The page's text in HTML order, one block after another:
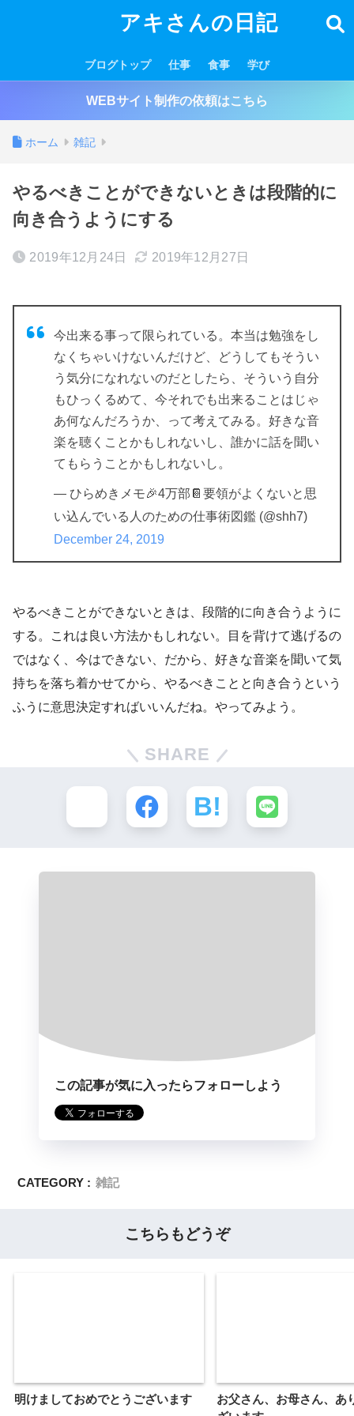
アキさんの日記
ブログトップ 仕事 食事 学び
WEBサイト制作の依頼はこちら
ホーム 雑記
やるべきことができないときは段階的に
向き合うようにする
2019年12月24日 2019年12月27日
今出来る事って限られている。本当は勉強をし
なくちゃいけないんだけど、どうしてもそうい
う気分になれないのだとしたら、そういう自分
もひっくるめて、今それでも出来ることはじゃ
あ何なんだろうか、って考えてみる。好きな音
楽を聴くことかもしれないし、誰かに話を聞い
てもらうことかもしれないし。
— ひらめきメモ🎉4万部📔要領がよくないと思
い込んでいる人のための仕事術図鑑 (@shh7)
December 24, 2019
やるべきことができないときは、段階的に向き合うように
する。これは良い方法かもしれない。目を背けて逃げるの
ではなく、今はできない、だから、好きな音楽を聞いて気
持ちを落ち着かせてから、やるべきことと向き合うという
ふうに意思決定すればいいんだね。やってみよう。
SHARE
この記事が気に入ったらフォローしよう
CATEGORY : 雑記
こちらもどうぞ
明けましておめでとうございます
お父さん、お母さん、あ